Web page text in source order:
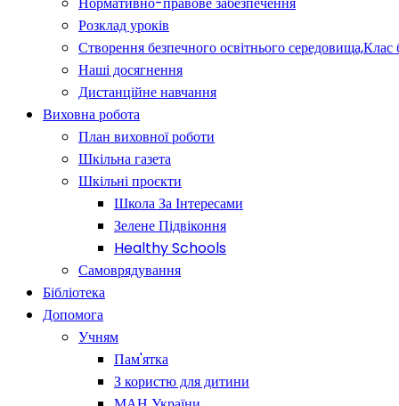
Розклад уроків
Створення безпечного освітнього середовища,Клас
Наші досягнення
Дистанційне навчання
Виховна робота
План виховної роботи
Шкільна газета
Шкільні проєкти
Школа За Інтересами
Зелене Підвіконня
Healthy Schools
Самоврядування
Бібліотека
Допомога
Учням
Пам'ятка
З користю для дитини